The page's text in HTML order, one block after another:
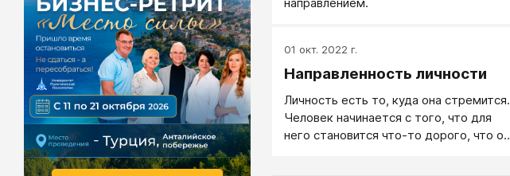
01 окт. 2022 г.
Направленность личности
Личность есть то, куда она стремится.
Человек начинается с того, что для
него становится что-то дорого, что он